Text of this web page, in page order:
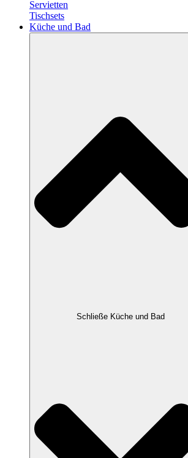
Servietten
Tischsets
Küche und Bad
Schließe Küche und Bad